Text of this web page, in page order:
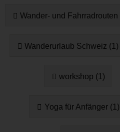
Wander- und Fahrradrouten
Wanderurlaub Schweiz (1)
workshop (1)
Yoga für Anfänger (1)